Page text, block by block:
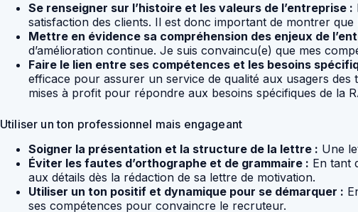
Se renseigner sur l’histoire et les valeurs de l’entreprise :
satisfaction des clients. Il est donc important de montrer que
Mettre en évidence sa compréhension des enjeux de
d’amélioration continue. Je suis convaincu(e) que mes
Faire le lien entre ses compétences et les besoins
efficace pour assurer un service de qualité aux usagers
mises à profit pour répondre aux besoins spécifiques de la
Utiliser un ton professionnel mais engageant
Soigner la présentation et la structure de la lettre : Une
Éviter les fautes d’orthographe et de grammaire : En tant
aux détails dès la rédaction de sa lettre de motivation.
Utiliser un ton positif et dynamique pour se démarquer :
ses compétences pour convaincre le recruteur.